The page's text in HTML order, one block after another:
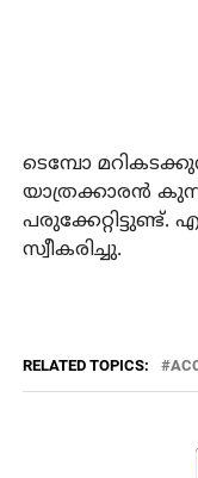
ടെമ്പോ
യാത്രക്കാരന്‍
പരുക്കേറ്റിട്ടുണ്ട്.
സ്വീകരിച്ചു.
RELATED TOPICS: